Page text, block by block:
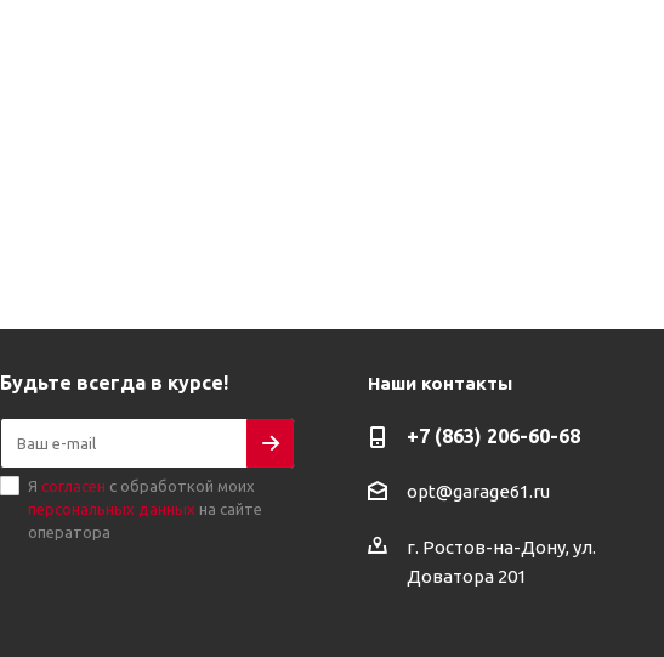
Будьте всегда в курсе!
Я согласен с обработкой моих
персональных данных на сайте
оператора
Наши контакты
+7 (863) 206-60-68
opt@garage61.ru
г. Ростов-на-Дону, ул.
Доватора 201